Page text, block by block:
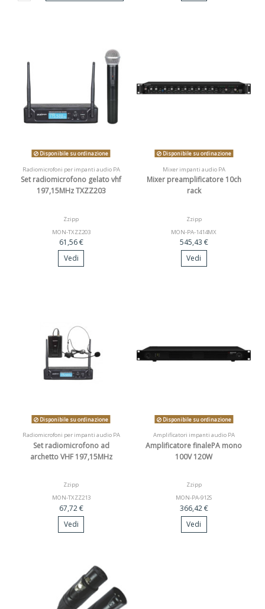
Disponibile su ordinazione
Radiomicrofoni per impanti audio PA
Set radiomicrofono gelato vhf
197,15MHz TXZZ203
Zzipp
MON-TXZZ203
61,56 €
Vedi
Disponibile su ordinazione
Mixer impanti audio PA
Mixer preamplificatore 10ch
rack
Zzipp
MON-PA-1414MX
545,43 €
Vedi
Disponibile su ordinazione
Radiomicrofoni per impanti audio PA
Set radiomicrofono ad
archetto VHF 197,15MHz
Zzipp
MON-TXZZ213
67,72 €
Vedi
Disponibile su ordinazione
Amplificatori impanti audio PA
Amplificatore finalePA mono
100V 120W
Zzipp
MON-PA-912S
366,42 €
Vedi